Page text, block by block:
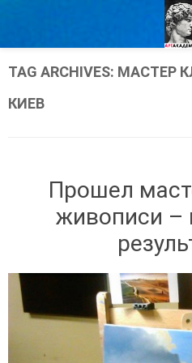
TAG ARCHIVES: МАСТЕР
КИЕВ
Прошел
живописи –